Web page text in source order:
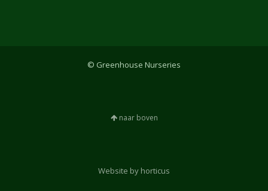
© Greenhouse Nurseries
naar boven
Website by horticus